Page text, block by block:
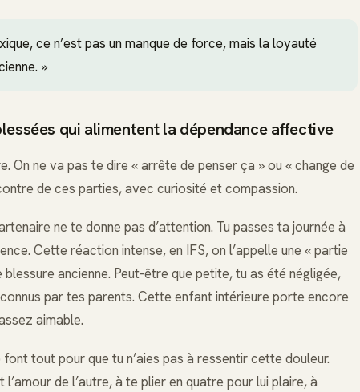
ce n’est pas un manque de force, mais la loyauté
»
qui alimentent la dépendance affective
On ne va pas te dire « arrête de penser ça » ou « change de
de ces parties, avec curiosité et compassion.
ne te donne pas d’attention. Tu passes ta journée à
Cette réaction intense, en IFS, on l’appelle une « partie
ancienne. Peut-être que petite, tu as été négligée,
par tes parents. Cette enfant intérieure porte encore
aimable.
tout pour que tu n’aies pas à ressentir cette douleur.
de l’autre, à te plier en quatre pour lui plaire, à